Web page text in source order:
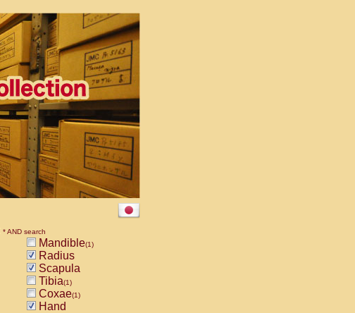
* AND search
Mandible(1)
Radius
Scapula
Tibia(1)
Coxae(1)
Hand